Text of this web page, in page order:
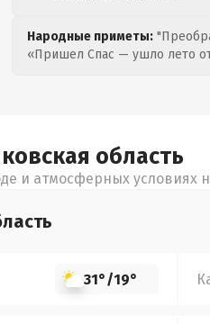
Народные приметы:
«Пришел Спас — ушло лето
область
и атмосферных условиях
31°/19°